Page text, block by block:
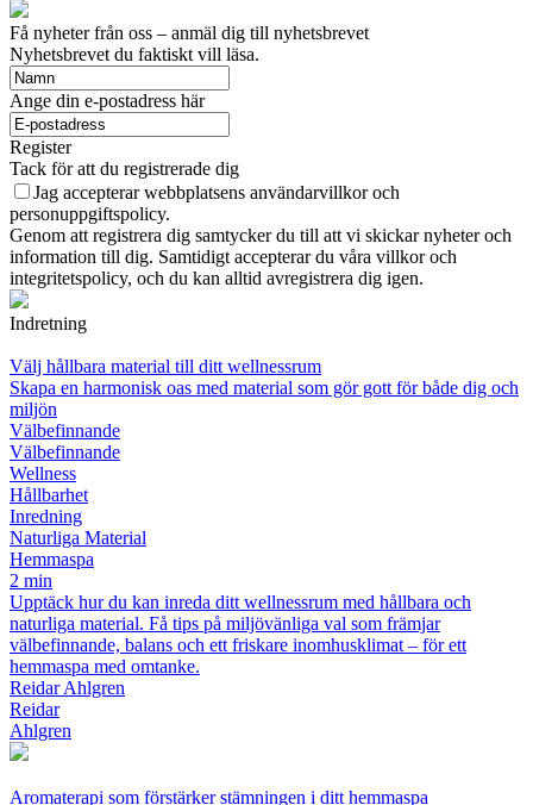
Få nyheter från oss – anmäl dig till nyhetsbrevet
Nyhetsbrevet du faktiskt vill läsa.
Ange din e-postadress här
Register
Tack för att du registrerade dig
Jag accepterar webbplatsens användarvillkor och
personuppgiftspolicy.
Genom att registrera dig samtycker du till att vi skickar nyheter och
information till dig. Samtidigt accepterar du våra villkor och
integritetspolicy, och du kan alltid avregistrera dig igen.
Indretning
Välj hållbara material till ditt wellnessrum
Skapa en harmonisk oas med material som gör gott för både dig och
miljön
Välbefinnande
Välbefinnande
Wellness
Hållbarhet
Inredning
Naturliga Material
Hemmaspa
2 min
Upptäck hur du kan inreda ditt wellnessrum med hållbara och
naturliga material. Få tips på miljövänliga val som främjar
välbefinnande, balans och ett friskare inomhusklimat – för ett
hemmaspa med omtanke.
Reidar Ahlgren
Reidar
Ahlgren
Aromaterapi som förstärker stämningen i ditt hemmaspa